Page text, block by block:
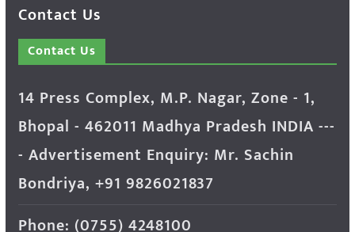
Contact Us
Contact Us
14 Press Complex, M.P. Nagar, Zone - 1,
Bhopal - 462011 Madhya Pradesh INDIA ---
- Advertisement Enquiry: Mr. Sachin
Bondriya, +91 9826021837
Phone: (0755) 4248100